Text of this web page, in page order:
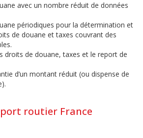
avec un nombre réduit de données
périodiques pour la détermination et
de douane et taxes couvrant des
droits de douane, taxes et le report de
d’un montant réduit (ou dispense de
routier France